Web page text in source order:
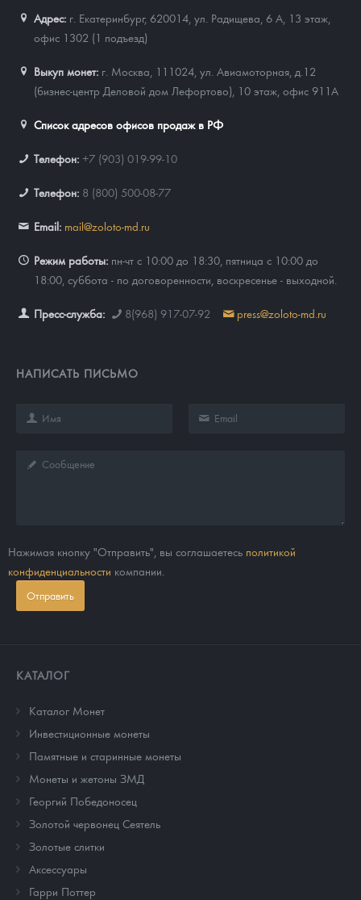
Адрес: г. Екатеринбург, 620014 ул. Радищева, 6 А, 13 этаж,
офис 1302 (1 подъезд)
Выкуп монет: г. Москва, 111024, ул. Авиамоторная, д.12
(бизнес-центр Деловой дом Лефортово), 10 этаж, офис 911А
Список адресов офисов продаж в РФ
Телефон: +7 (903) 019-99-10
Телефон: 8 (800) 500-08-77
Email: mail@zoloto-md.ru
Режим работы: пн-чт с 10:00 до 18:30, пятница с 10:00 до
18:00, суббота - по договоренности, воскресенье - выходной.
Пресс-служба: 8(968) 917-07-92 press@zoloto-md.ru
НАПИСАТЬ ПИСЬМО
Нажимая кнопку "Отправить", вы соглашаетесь политикой
конфиденциальности компании.
Отправить
КАТАЛОГ
Каталог Монет
Инвестиционные монеты
Памятные и старинные монеты
Монеты и жетоны ЗМД
Георгий Победоносец
Золотой червонец Сеятель
Золотые слитки
Аксессуары
Гарри Поттер